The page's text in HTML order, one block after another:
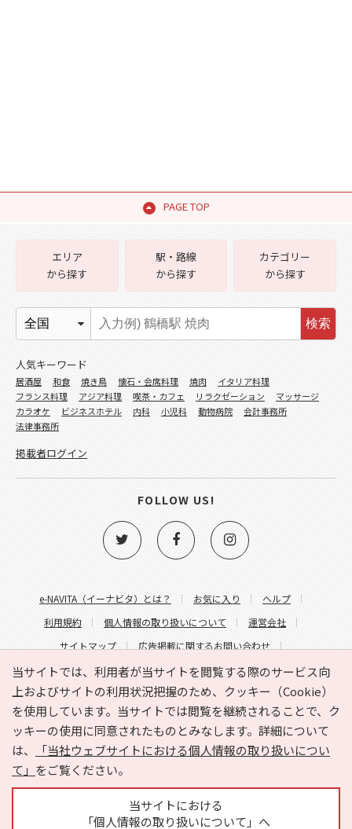
PAGE TOP
当サイトでは、利用者が当サイトを閲覧する際のサービス向
上およびサイトの利用状況把握のため、クッキー（Cookie）
を使用しています。当サイトでは閲覧を継続されることで、ク
ッキーの使用に同意されたものとみなします。詳細について
は、
「当社ウェブサイトにおける個人情報の取り扱いについ
て」 をご覧ください。
当サイトにおける
「個人情報の取り扱いについて」へ
e-NAVITA（イーナビタ）とは？ お気に入り
ヘルプ
利用規約
個人情報の取り扱いについて
運営会社
サイトマップ
広告掲載に関するお問い合わせ
サイトの内容に関するお問い合わせ
エリア
から探す
駅・路線
から探す
カテゴリー
から探す
検索
人気キーワード
居酒屋 和食 焼き鳥 懐石・会席料理 焼肉
イタリア料理
フランス料理
アジア料理 喫茶・カフェ リラクゼーション
マッサージ
カラオケ
ビジネスホテル 内科 小児科 動物病院
会計事務所
法律事務所
掲載者ログイン
FOLLOW US!
Copyright © HYOJITO.Co.,Ltd. All Rights Reserved.